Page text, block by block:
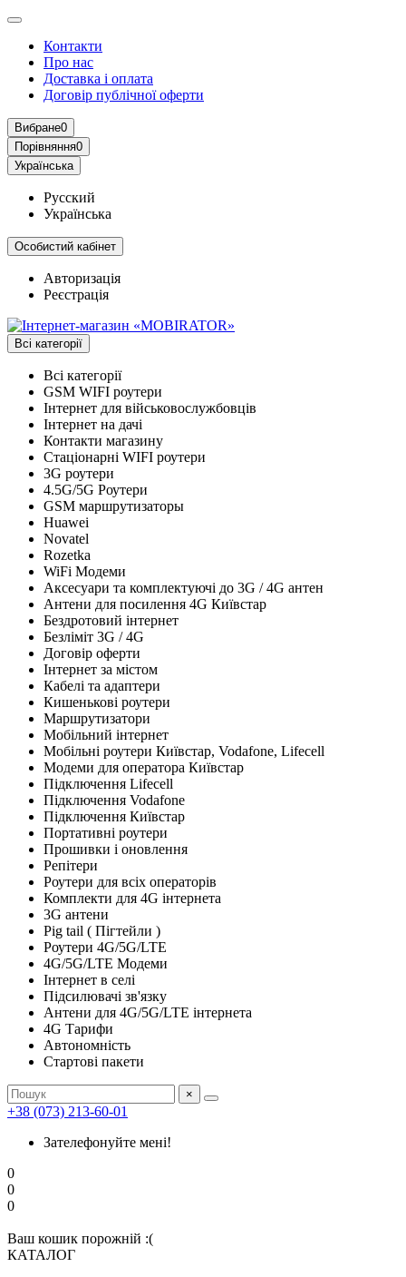
Контакти
Про нас
Доставка і оплата
Договір публічної оферти
Вибране0
Порівняння0
Українська
Русский
Українська
Особистий кабінет
Авторизація
Реєстрація
Всі категорії
Всі категорії
GSM WIFI роутери
Інтернет для військовослужбовців
Інтернет на дачі
Контакти магазину
Стаціонарні WIFI роутери
3G роутери
4.5G/5G Роутери
GSM маршрутизаторы
Huawei
Novatel
Rozetka
WiFi Модеми
Аксесуари та комплектуючі до 3G / 4G антен
Антени для посилення 4G Київстар
Бездротовий інтернет
Безліміт 3G / 4G
Договір оферти
Інтернет за містом
Кабелі та адаптери
Кишенькові роутери
Маршрутизатори
Мобільний інтернет
Мобільні роутери Київстар, Vodafone, Lifecell
Модеми для оператора Київстар
Підключення Lifecell
Підключення Vodafone
Підключення Київстар
Портативні роутери
Прошивки і оновлення
Репітери
Роутери для всіх операторів
Комплекти для 4G інтернета
3G антени
Pig tail ( Пігтейли )
Роутери 4G/5G/LTE
4G/5G/LTE Модеми
Інтернет в селі
Підсилювачі зв'язку
Антени для 4G/5G/LTE інтернета
4G Тарифи
Автономність
Стартові пакети
×
+38 (073) 213-60-01
Зателефонуйте мені!
0
0
0
Ваш кошик порожній :(
КАТАЛОГ